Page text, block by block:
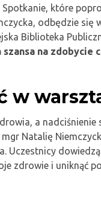
Spotkanie, które
odbędzie się
Biblioteka
na zdobycie
w
a nadciśnienie
Natalię
Uczestnicy
zdrowie i uniknąć